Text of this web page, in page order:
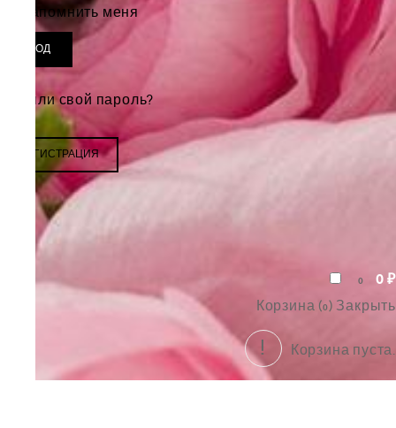
Запомнить меня
ВХОД
Забыли свой пароль?
РЕГИСТРАЦИЯ
0 0₽
Корзина (0) Закрыть
Корзина пуста.